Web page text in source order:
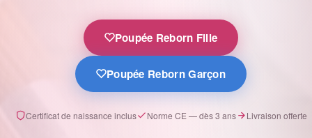
Poupée Reborn Fille
Poupée Reborn Garçon
Certificat de naissance inclus Norme CE — dès 3 ans Livraison offerte